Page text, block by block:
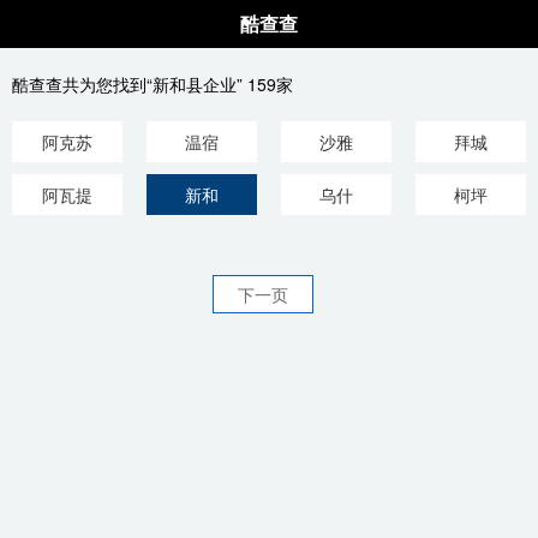
酷查查
酷查查共为您找到“新和县企业” 159家
阿克苏 温宿 沙雅 拜城
阿瓦提 新和 乌什 柯坪
下一页